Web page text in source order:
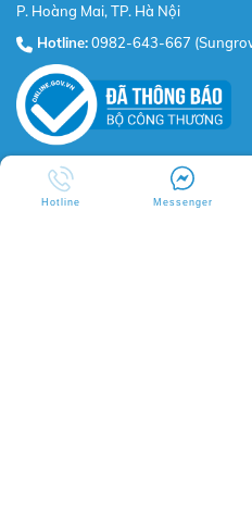
P. Hoàng Mai, TP. Hà Nội
Hotline:0982-643-667
BKE VIETNAM
Hotline Messenger